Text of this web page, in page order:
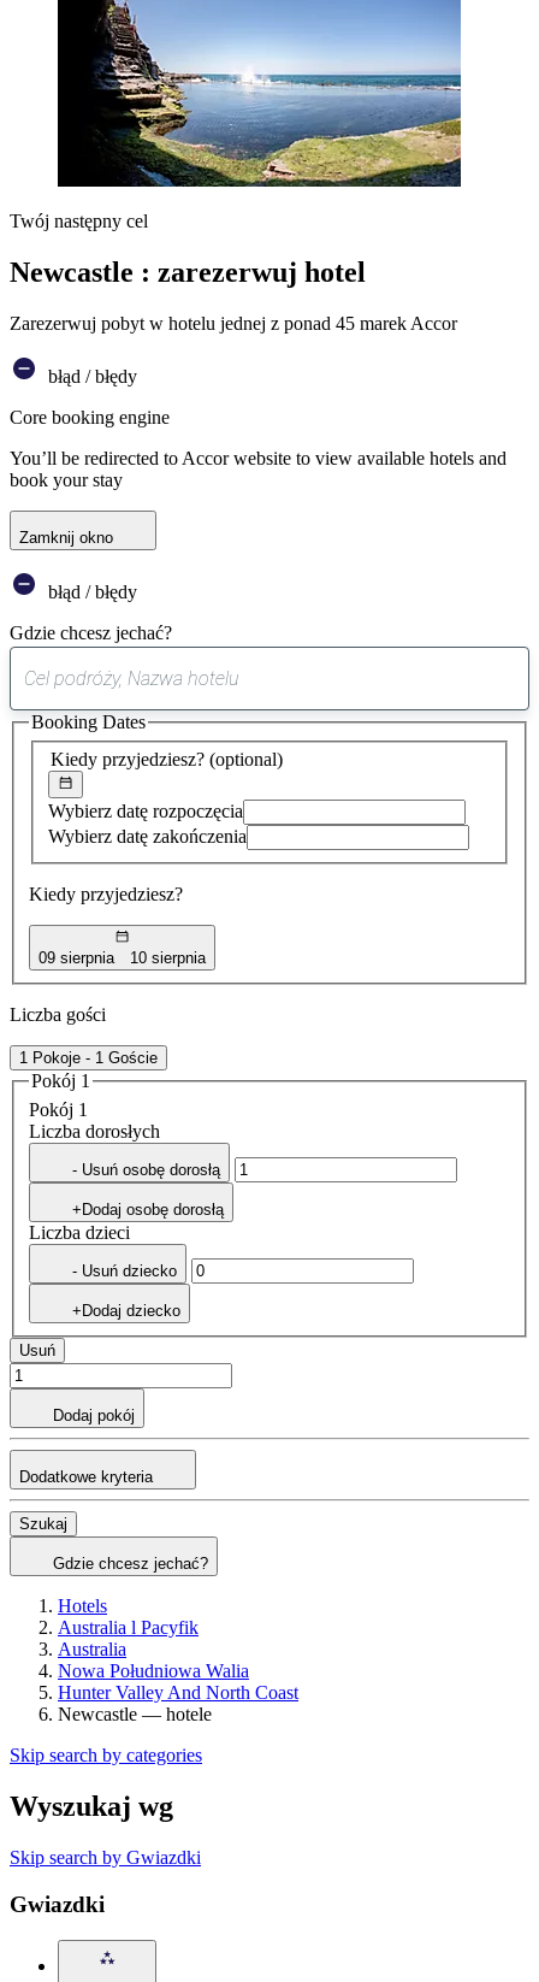
Twój następny cel
Newcastle : zarezerwuj hotel
Zarezerwuj pobyt w hotelu jednej z ponad 45 marek Accor
błąd / błędy
Core booking engine
You’ll be redirected to Accor website to view available hotels and
book your stay
Zamknij okno
błąd / błędy
Gdzie chcesz jechać?
sugestia
została
znaleziona
Kiedy przyjedziesz? (optional)
Wybierz datę rozpoczęcia
Wybierz datę zakończenia
Kiedy przyjedziesz?
09 sierpnia 10 sierpnia
Booking Dates
Liczba gości
1 Pokoje - 1 Goście
Pokój 1
Pokój 1
Liczba dorosłych
- Usuń osobę dorosłą
+Dodaj osobę dorosłą
Liczba dzieci
- Usuń dziecko
+Dodaj dziecko
Usuń
Dodaj pokój
Dodatkowe kryteria
Szukaj
Gdzie chcesz jechać?
Hotels
Australia l Pacyfik
Australia
Nowa Południowa Walia
Hunter Valley And North Coast
Newcastle — hotele
Skip search by categories
Wyszukaj wg
Skip search by Gwiazdki
Gwiazdki